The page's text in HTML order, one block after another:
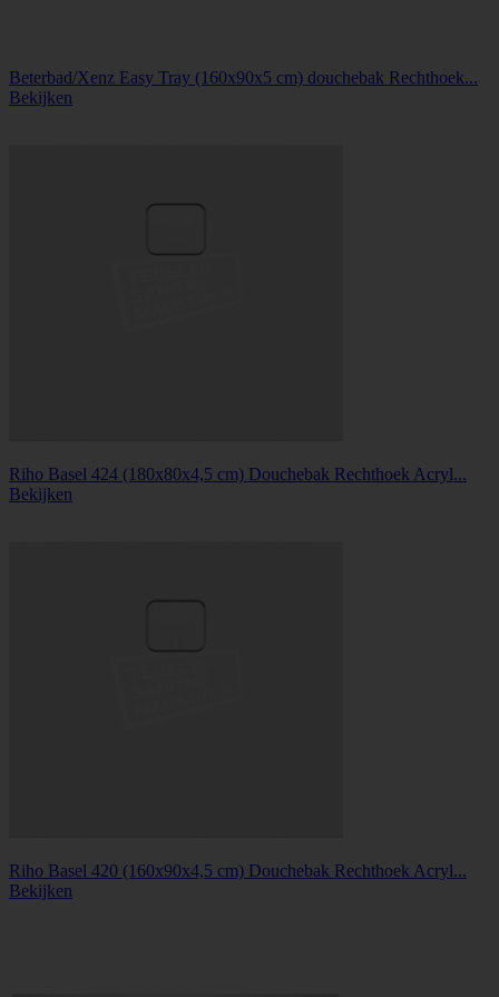
Beterbad/Xenz Easy Tray (160x90x5 cm) douchebak Rechthoek...
Bekijken
Riho Basel 424 (180x80x4,5 cm) Douchebak Rechthoek Acryl...
Bekijken
Riho Basel 420 (160x90x4,5 cm) Douchebak Rechthoek Acryl...
Bekijken